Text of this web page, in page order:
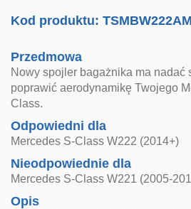
Kod produktu:
Przedmowa
Nowy spojler bagażnika ma nadać
poprawić aerodynamikę Twojego
Class.
Odpowiedni dla
Mercedes S-Class W222 (2014+)
Nieodpowiednie dla
Mercedes S-Class W221 (2005-
Opis